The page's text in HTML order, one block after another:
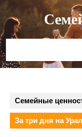
Перейти
содержимому
Семейные
За три дня на